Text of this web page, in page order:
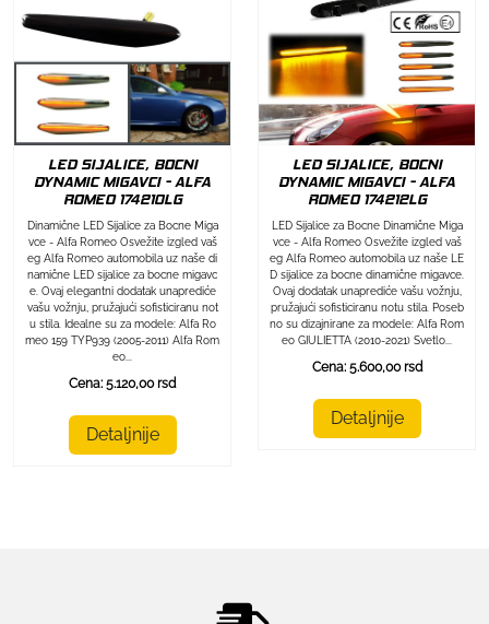
LED SIJALICE, BOCNI
DYNAMIC MIGAVCI - ALFA
ROMEO 174210LG
Dinamične LED Sijalice za Bocne Miga
vce - Alfa Romeo Osvežite izgled vaš
eg Alfa Romeo automobila uz naše di
namične LED sijalice za bocne migavc
e. Ovaj elegantni dodatak unaprediće
vašu vožnju, pružajući sofisticiranu not
u stila. Idealne su za modele: Alfa Ro
meo 159 TYP939 (2005-2011) Alfa Rom
eo...
Cena: 5.120,00 rsd
Detaljnije
LED SIJALICE, BOCNI
DYNAMIC MIGAVCI - ALFA
ROMEO 174212LG
LED Sijalice za Bocne Dinamične Miga
vce - Alfa Romeo Osvežite izgled vaš
eg Alfa Romeo automobila uz naše LE
D sijalice za bocne dinamične migavce.
Ovaj dodatak unaprediće vašu vožnju,
pružajući sofisticiranu notu stila. Poseb
no su dizajnirane za modele: Alfa Rom
eo GIULIETTA (2010-2021) Svetlo...
Cena: 5.600,00 rsd
Detaljnije